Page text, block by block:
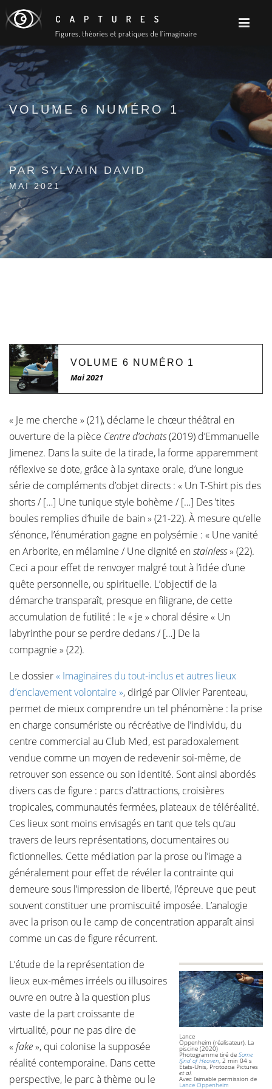
VOLUME 6 NUMÉRO 1
PAR SYLVAIN DAVID
MAI 2021
VOLUME 6 NUMÉRO 1
Mai 2021
« Je me cherche » (21), déclame le chœur théâtral en
ouverture de la pièce Centre d’achats(2019) d’Emmanuelle
Jimenez. Dans la suite de la tirade, la forme apparemment
réflexive se dote, grâce à la syntaxe orale, d’une longue
série de compléments d’objet directs : « Un T-Shirt pis des
shorts / […] Une tunique style bohème / […] Des ’tites
boules remplies d’huile de bain » (21-22). À mesure qu’elle
s’énonce, l’énumération gagne en polysémie : « Une vanité
en Arborite, en mélamine / Une dignité enstainless» (22).
Ceci a pour effet de renvoyer malgré tout à l’idée d’une
quête personnelle, ou spirituelle. L’objectif de la
démarche transparaît, presque en filigrane, de cette
accumulation de futilité : le « je » choral désire « Un
labyrinthe pour se perdre dedans / […] De la
compagnie » (22).
Le dossier« Imaginaires du tout-inclus et autres lieux
d’enclavement volontaire », dirigé par Olivier Parenteau,
permet de mieux comprendre un tel phénomène : la prise
en charge consumériste ou récréative de l’individu, du
centre commercial au Club Med, est paradoxalement
vendue comme un moyen de redevenir soi-même, de
retrouver son essence ou son identité. Sont ainsi abordés
divers cas de figure : parcs d’attractions, croisières
tropicales, communautés fermées, plateaux de téléréalité.
Ces lieux sont moins envisagés en tant que tels qu’au
travers de leurs représentations, documentaires ou
fictionnelles. Cette médiation par la prose ou l’image a
généralement pour effet de révéler la contrainte qui
demeure sous l’impression de liberté, l’épreuve que peut
souvent constituer une promiscuité imposée. L’analogie
avec la prison ou le camp de concentration apparaît ainsi
comme un cas de figure récurrent.
Lance
Oppenheim (réalisateur), La
piscine (2020)
Photogramme tiré deSome
Kind of Heaven, 2 min 04 s
États-Unis, Protozoa Pictures
et al.
Avec l’aimable permission de
Lance Oppenheim
L’étude de la représentation de
lieux eux-mêmes irréels ou illusoires
ouvre en outre à la question plus
vaste de la part croissante de
virtualité, pour ne pas dire de
« fake», qui colonise la supposée
réalité contemporaine. Dans cette
perspective, le parc à thème ou le